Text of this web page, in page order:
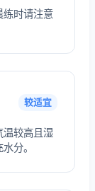
练时请注意
较适宜
温较高且湿
分。